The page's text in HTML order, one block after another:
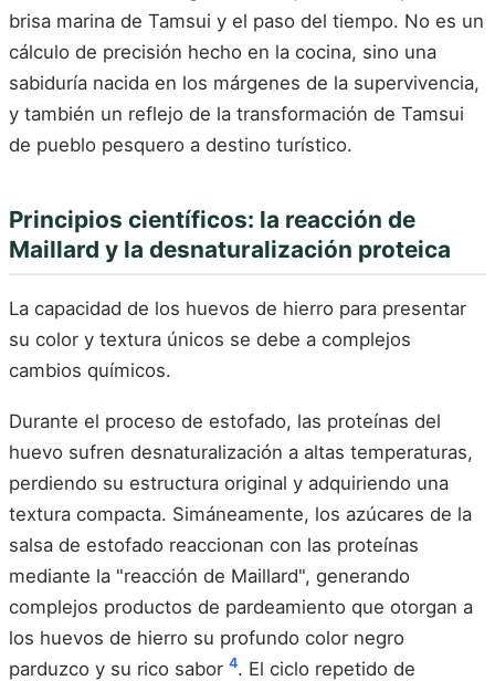
brisa marina de Tamsui y el paso del tiempo. No es un
cálculo de precisión hecho en la cocina, sino una
sabiduría nacida en los márgenes de la supervivencia,
y también un reflejo de la transformación de Tamsui
de pueblo pesquero a destino turístico.
Principios científicos: la reacción de
Maillard y la desnaturalización proteica
La capacidad de los huevos de hierro para presentar
su color y textura únicos se debe a complejos
cambios químicos.
Durante el proceso de estofado, las proteínas del
huevo sufren desnaturalización a altas temperaturas,
perdiendo su estructura original y adquiriendo una
textura compacta. Simáneamente, los azúcares de la
salsa de estofado reaccionan con las proteínas
mediante la "reacción de Maillard", generando
complejos productos de pardeamiento que otorgan a
los huevos de hierro su profundo color negro
parduzco y su rico sabor 4. El ciclo repetido de